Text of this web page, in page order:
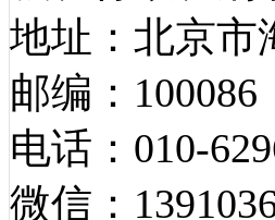
地址：北京市
邮编：100086
电话：010-
微信：